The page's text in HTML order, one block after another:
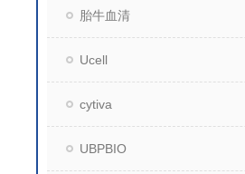
胎牛血清
Ucell
cytiva
UBPBIO